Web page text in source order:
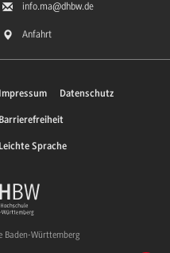
info.ma@dhbw.de
Anfahrt
Impressum Datenschutz
Barrierefreiheit
Leichte Sprache
Baden-Württemberg